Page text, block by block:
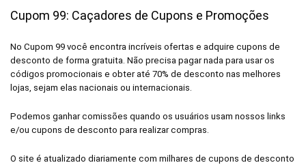
Cupom 99: Caçadores de Cupons e Promoções
No Cupom 99 você encontra incríveis ofertas e adquire cupons de
desconto de forma gratuita. Não precisa pagar nada para usar os
códigos promocionais e obter até 70% de desconto nas melhores
lojas, sejam elas nacionais ou internacionais.
Podemos ganhar comissões quando os usuários usam nossos links
e/ou cupons de desconto para realizar compras.
O site é atualizado diariamente com milhares de cupons de desconto